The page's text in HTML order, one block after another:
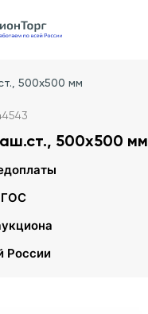
500х500 мм
500х500 мм
России